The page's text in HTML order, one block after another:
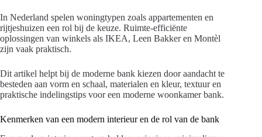
In Nederland spelen woningtypen zoals appartementen en
rijtjeshuizen een rol bij de keuze. Ruimte-efficiënte
oplossingen van winkels als IKEA, Leen Bakker en Montèl
zijn vaak praktisch.
Dit artikel helpt bij de moderne bank kiezen door aandacht te
besteden aan vorm en schaal, materialen en kleur, textuur en
praktische indelingstips voor een moderne woonkamer bank.
Kenmerken van een modern interieur en de rol van de bank